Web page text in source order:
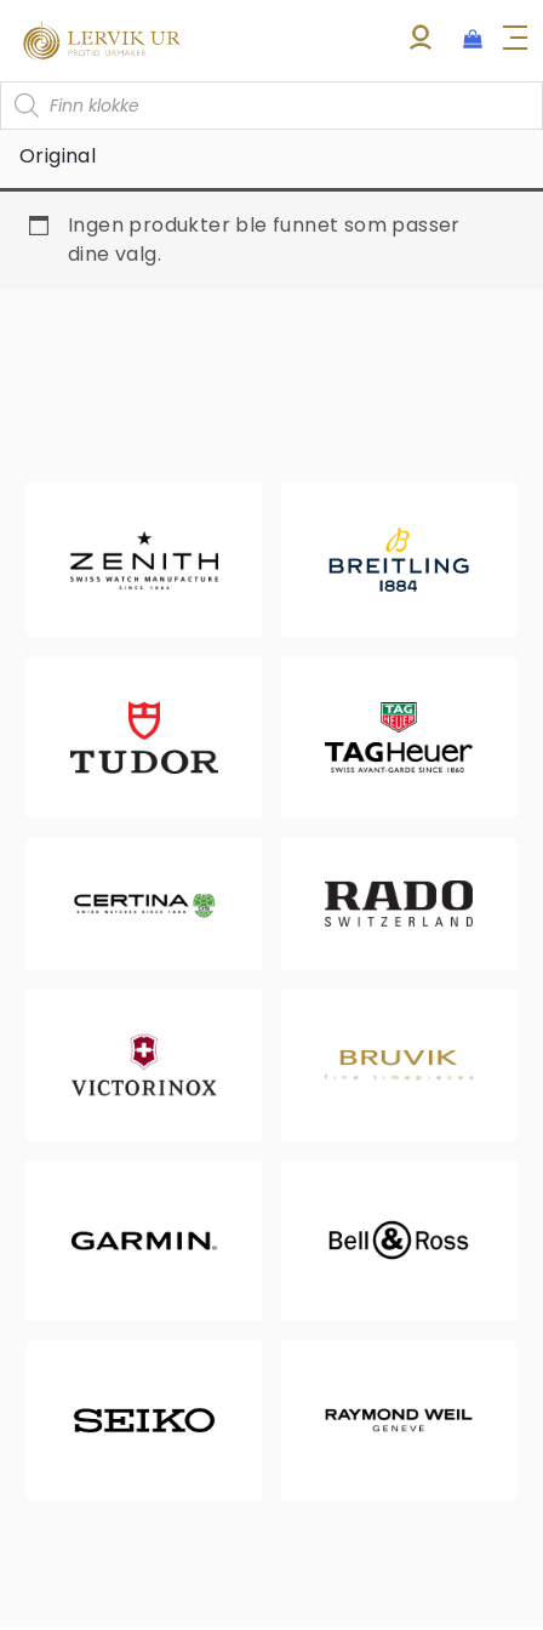
rett
innholdet
Products
search
Original
Ingen produkter ble funnet som passer
dine valg.